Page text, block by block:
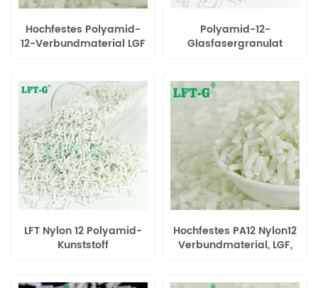
Hochfestes Polyamid-
12-Verbundmaterial LGF
Polyamid-12-
Glasfasergranulat
LFT Nylon 12 Polyamid-
Kunststoff
Hochfestes PA12 Nylon12
Verbundmaterial, LGF,